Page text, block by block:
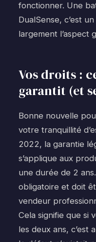
fonctionner. Une
DualSense, c’est
largement l’aspect
Vos droits :
garantit (et
Bonne nouvelle
votre tranquillité
2022, la garantie
s’applique aux
une durée de 2
obligatoire et doit
vendeur
Cela signifie que si
les deux ans, c’est